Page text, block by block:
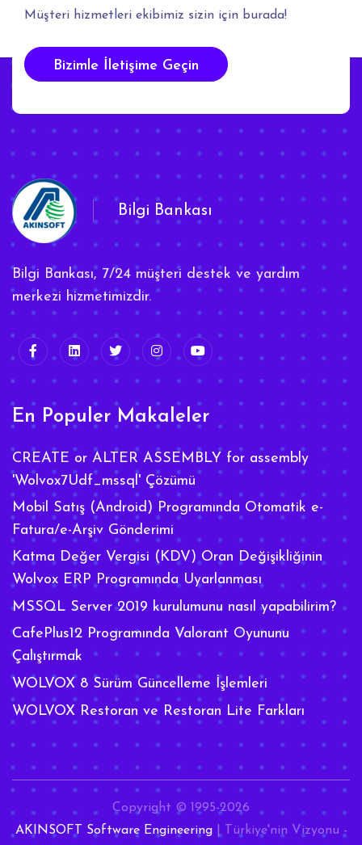
Müşteri hizmetleri ekibimiz sizin için burada!
Bizimle İletişime Geçin
Bilgi Bankası
Bilgi Bankası, 7/24 müşteri destek ve yardım
merkezi hizmetimizdir.
En Populer Makaleler
CREATE or ALTER ASSEMBLY for assembly
'Wolvox7Udf_mssql' Çözümü
Mobil Satış (Android) Programında Otomatik e-
Fatura/e-Arşiv Gönderimi
Katma Değer Vergisi (KDV) Oran Değişikliğinin
Wolvox ERP Programında Uyarlanması
MSSQL Server 2019 kurulumunu nasıl yapabilirim?
CafePlus12 Programında Valorant Oyununu
Çalıştırmak
WOLVOX 8 Sürüm Güncelleme İşlemleri
WOLVOX Restoran ve Restoran Lite Farkları
Copyright © 1995-2026
AKINSOFT Software Engineering| Türkiye'nin Vizyonu -